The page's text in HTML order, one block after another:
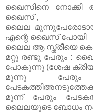
ഖൈസിനെ
ഖൈസ് ,
ലൈല
എന്റെ ഖൈസ് പോയി
ലൈല ആ സ്ത്രീയെ
മറ്റു രണ്ടു പേരും :
പോകുന്നു (ശേഷ
മൂന്നു പേരും
മൂന്ന് പേരും
ലൈലയുടെ ബോധം